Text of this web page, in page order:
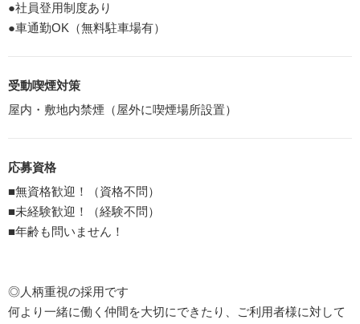
●社員登用制度あり
●車通勤OK（無料駐車場有）
受動喫煙対策
屋内・敷地内禁煙（屋外に喫煙場所設置）
応募資格
■無資格歓迎！（資格不問）
■未経験歓迎！（経験不問）
■年齢も問いません！
◎人柄重視の採用です
何より一緒に働く仲間を大切にできたり、ご利用者様に対して